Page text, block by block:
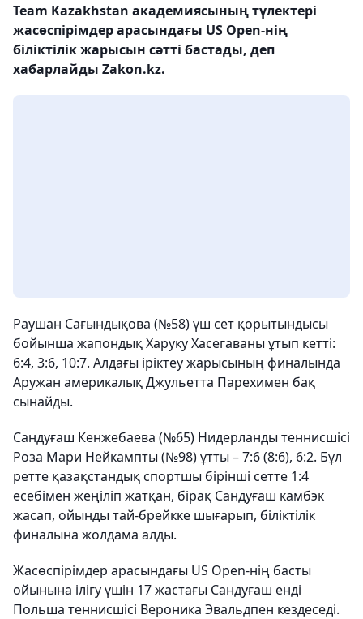
Team Kazakhstan академиясының түлектері
жасөспірімдер арасындағы US Open-нің
біліктілік жарысын сәтті бастады, деп
хабарлайды Zakon.kz.
Раушан Сағындықова (№58) үш сет қорытындысы
бойынша жапондық Харуку Хасегаваны ұтып кетті:
6:4, 3:6, 10:7. Алдағы іріктеу жарысының финалында
Аружан америкалық Джульетта Парехимен бақ
сынайды.
Сандуғаш Кенжебаева (№65) Нидерланды теннисшісі
Роза Мари Нейкампты (№98) ұтты – 7:6 (8:6), 6:2. Бұл
ретте қазақстандық спортшы бірінші сетте 1:4
есебімен жеңіліп жатқан, бірақ Сандуғаш камбэк
жасап, ойынды тай-брейкке шығарып, біліктілік
финалына жолдама алды.
Жасөспірімдер арасындағы US Open-нің басты
ойынына ілігу үшін 17 жастағы Сандуғаш енді
Польша теннисшісі Вероника Эвальдпен кездеседі.